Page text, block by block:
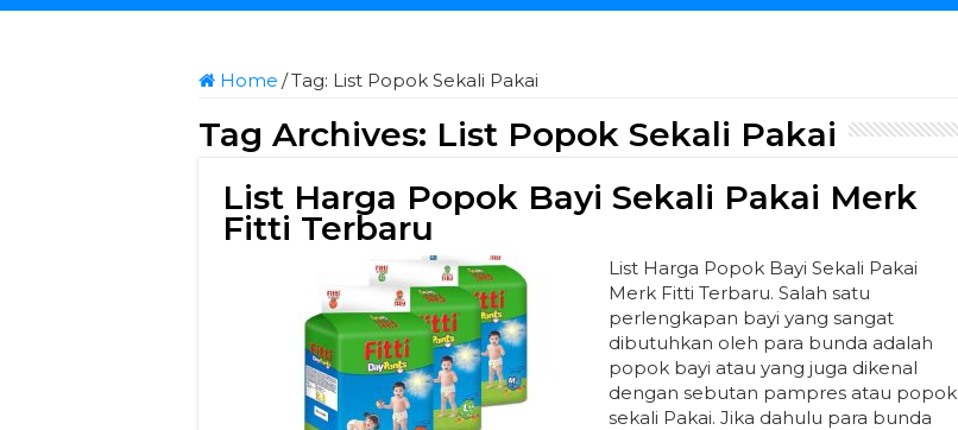
Home /Tag: List Popok Sekali Pakai
Tag Archives: List Popok Sekali Pakai
List Harga Popok Bayi Sekali Pakai Merk
Fitti Terbaru
List Harga Popok Bayi Sekali Pakai
Merk Fitti Terbaru. Salah satu
perlengkapan bayi yang sangat
dibutuhkan oleh para bunda adalah
popok bayi atau yang juga dikenal
dengan sebutan pampres atau popok
sekali Pakai. Jika dahulu para bunda